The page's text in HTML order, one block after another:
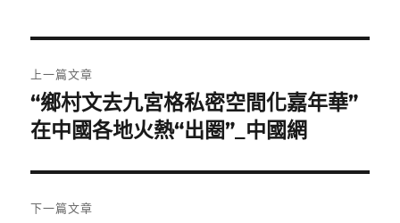
章
導
覽
上一篇文章
上
一
文
章:
“鄉村文去九宮格私密空間化嘉年華”
在中國各地火熱“出圈”_中國網
下一篇文章